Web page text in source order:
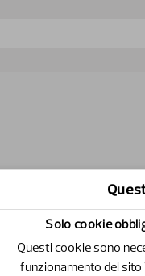
Silocut
Solo cookie
Questi cookie sono
funzionamento del sito